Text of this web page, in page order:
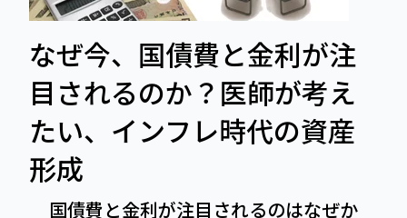
なぜ今、国債費と金利が注
目されるのか？医師が考え
たい、インフレ時代の資産
形成
国債費と金利が注目されるのはなぜか